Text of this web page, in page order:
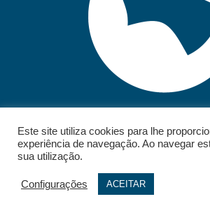
© 2026 - IELT. All rights reserved.
Este site utiliza cookies para lhe
experiência de navegação. Ao navegar
sua utilização.
Configurações ACEITAR